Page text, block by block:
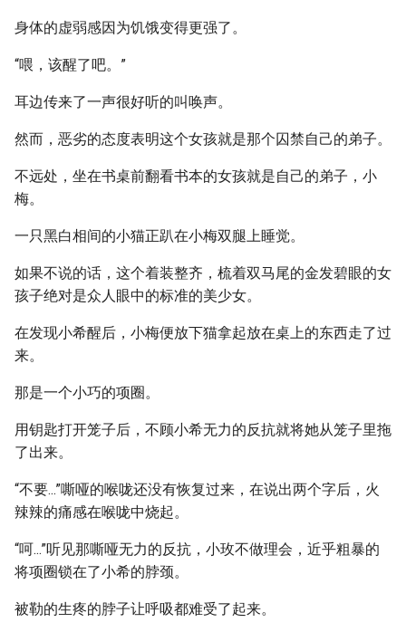
身体的虚弱感因为饥饿变得更强了。
“喂，该醒了吧。”
耳边传来了一声很好听的叫唤声。
然而，恶劣的态度表明这个女孩就是那个囚禁自己的弟子。
不远处，坐在书桌前翻看书本的女孩就是自己的弟子，小
梅。
一只黑白相间的小猫正趴在小梅双腿上睡觉。
如果不说的话，这个着装整齐，梳着双马尾的金发碧眼的女
孩子绝对是众人眼中的标准的美少女。
在发现小希醒后，小梅便放下猫拿起放在桌上的东西走了过
来。
那是一个小巧的项圈。
用钥匙打开笼子后，不顾小希无力的反抗就将她从笼子里拖
了出来。
“不要...”嘶哑的喉咙还没有恢复过来，在说出两个字后，火
辣辣的痛感在喉咙中烧起。
“呵...”听见那嘶哑无力的反抗，小玫不做理会，近乎粗暴的
将项圈锁在了小希的脖颈。
被勒的生疼的脖子让呼吸都难受了起来。